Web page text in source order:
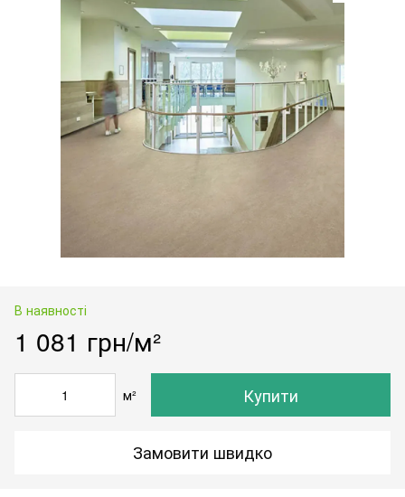
В наявності
1 081 грн/м²
м² Купити
Замовити швидко